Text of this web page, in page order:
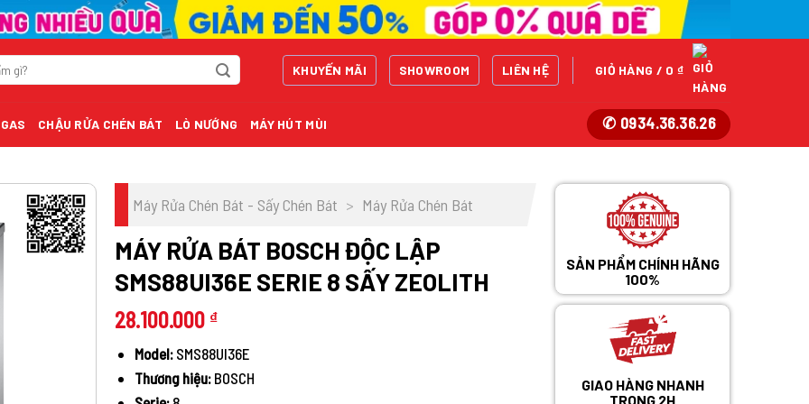
KHUYẾN MÃI SHOWROOM LIÊN HỆ GIỎ HÀNG / 0 ₫
CHẬU RỬA CHÉN BÁT LÒ NƯỚNG MÁY HÚT MÙI ✆ 0934.36.36.26
Máy Rửa Chén Bát - Sấy Chén Bát > Máy Rửa Chén Bát
MÁY RỬA BÁT BOSCH ĐỘC LẬP
SMS88UI36E SERIE 8 SẤY ZEOLITH
28.100.000 ₫
Model:SMS88UI36E
Thương hiệu:BOSCH
SẢN PHẨM CHÍNH HÃNG
100%
GIAO HÀNG NHANH
TRONG 2H